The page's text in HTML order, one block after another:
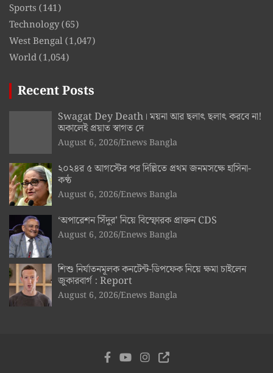
Sports (141)
Technology(65)
West Bengal(1,047)
World(1,054)
Recent Posts
Swagat Dey Death। ময়না আর ছলাৎ ছলাৎ করবে না!
অকালেই প্রয়াত স্বাগত দে
August 6, 2026 Enews Bangla
২০২৪র ৫ আগস্টের পর দিল্লিতে প্রথম জনমসক্ষে হাসিনা-
কণ্ঠ
August 6, 2026 Enews Bangla
‘অপারেশন সিঁদুর’ নিয়ে বিস্ফোরক প্রাক্তন CDS
August 6, 2026 Enews Bangla
শিশু নির্যাতনমূলক কনটেন্ট-ডিপফেক নিয়ে ক্ষমা চাইলেন
জুকারবার্গ : Report
August 6, 2026 Enews Bangla